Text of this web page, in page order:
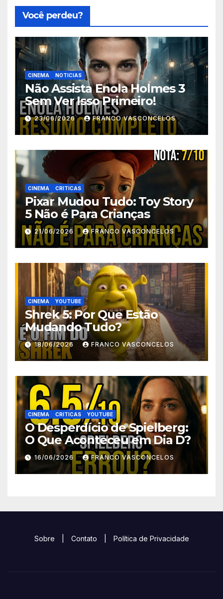
Você perdeu?
CINEMA NOTICIAS
Não Assista Enola Holmes 3
Sem Ver Isso Primeiro!
23/06/2026 FRANCO VASCONCELOS
CINEMA CRITICAS
Pixar Mudou Tudo: Toy Story
5 Não é Para Crianças
21/06/2026 FRANCO VASCONCELOS
CINEMA YOUTUBE
Shrek 5: Por Que Estão
Mudando Tudo?
18/06/2026 FRANCO VASCONCELOS
CINEMA CRITICAS YOUTUBE
O Desperdício de Spielberg:
O Que Aconteceu em Dia D?
16/06/2026 FRANCO VASCONCELOS
Sobre Contato Política de Privacidade